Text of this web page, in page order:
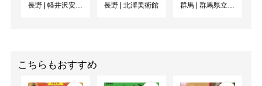
長野
軽井沢安東美術館
長野
北澤美術館
群馬
群馬県立歴史博物館
こちらもおすすめ